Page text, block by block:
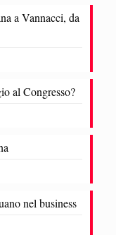
a Vannacci, da
al Congresso?
nel business